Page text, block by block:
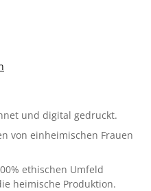
und digital gedruckt.
von einheimischen Frauen
ethischen Umfeld
heimische Produktion.